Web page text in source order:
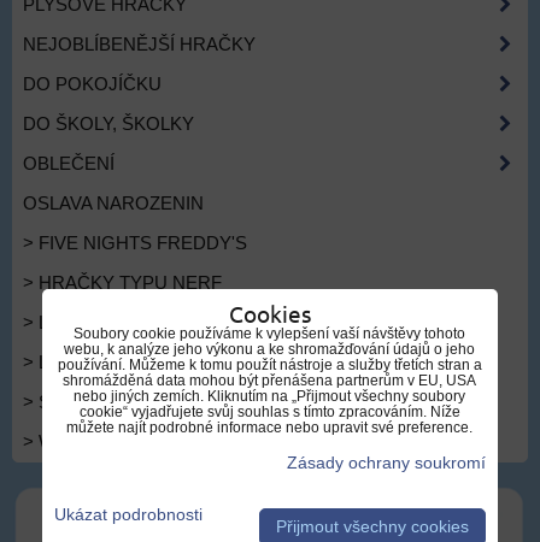
PLYŠOVÉ HRAČKY
NEJOBLÍBENĚJŠÍ HRAČKY
DO POKOJÍČKU
DO ŠKOLY, ŠKOLKY
OBLEČENÍ
OSLAVA NAROZENIN
> FIVE NIGHTS FREDDY'S
> HRAČKY TYPU NERF
> LOVKYNĚ DÉMONŮ
> LEDOVÉ KRÁLOVSTVÍ
> SPIDERMAN
> WEDNESDAY
Cookies
Soubory cookie používáme k vylepšení vaší návštěvy tohoto
webu, k analýze jeho výkonu a ke shromažďování údajů o jeho
používání. Můžeme k tomu použít nástroje a služby třetích stran a
shromážděná data mohou být přenášena partnerům v EU, USA
nebo jiných zemích. Kliknutím na „Přijmout všechny soubory
cookie“ vyjadřujete svůj souhlas s tímto zpracováním. Níže
můžete najít podrobné informace nebo upravit své preference.
Zásady ochrany soukromí
Ukázat podrobnosti
Přijmout všechny cookies